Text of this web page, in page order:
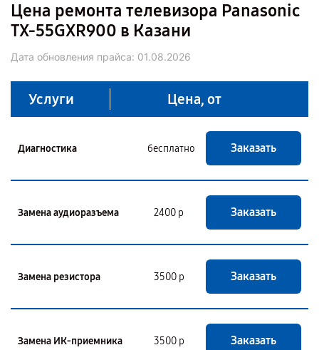
Цена ремонта телевизора Panasonic
TX-55GXR900 в Казани
Дата обновления прайса: 01.08.2026
Услуги Цена, от
Диагностика бесплатно Заказать
Замена аудиоразъема 2400 р Заказать
Замена резистора 3500 р Заказать
Замена ИК-приемника 3500 р Заказать